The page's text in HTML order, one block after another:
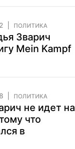
ПОЛИТИКА
Зварич
Mein Kampf
ПОЛИТИКА
не идет на
что
в